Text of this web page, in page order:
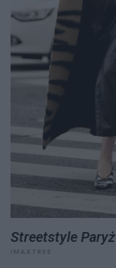
Streetstyle Paryż